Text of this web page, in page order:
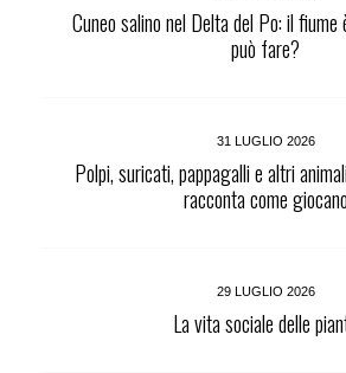
Cuneo salino nel Delta del Po: il
può fare?
31 LUGLIO 2026
Polpi, suricati, pappagalli e altri
racconta come giocano
29 LUGLIO 2026
La vita sociale delle